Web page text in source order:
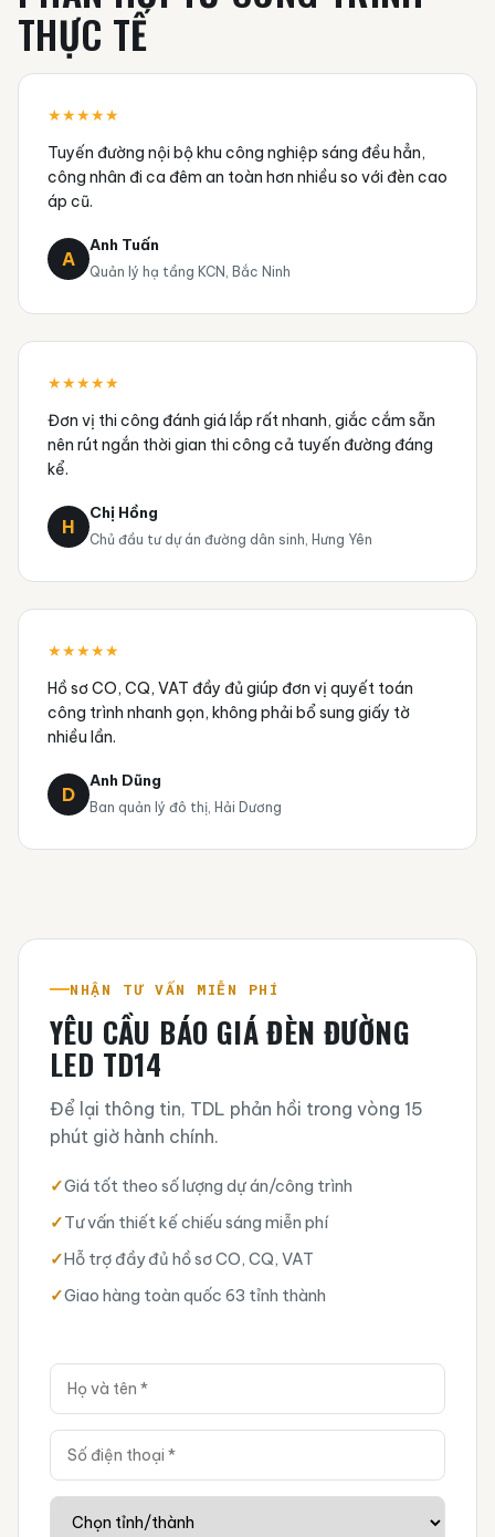
THỰC TẾ
★★★★★
Tuyến đường nội bộ khu công nghiệp sáng đều hẳn,
công nhân đi ca đêm an toàn hơn nhiều so với đèn cao
áp cũ.
A
Anh Tuấn
Quản lý hạ tầng KCN, Bắc Ninh
★★★★★
Đơn vị thi công đánh giá lắp rất nhanh, giắc cắm sẵn
nên rút ngắn thời gian thi công cả tuyến đường đáng
kể.
H
Chị Hồng
Chủ đầu tư dự án đường dân sinh, Hưng Yên
★★★★★
Hồ sơ CO, CQ, VAT đầy đủ giúp đơn vị quyết toán
công trình nhanh gọn, không phải bổ sung giấy tờ
nhiều lần.
D
Anh Dũng
Ban quản lý đô thị, Hải Dương
NHẬN TƯ VẤN MIỄN PHÍ
YÊU CẦU BÁO GIÁ ĐÈN ĐƯỜNG
LED TD14
Để lại thông tin, TDL phản hồi trong vòng 15
phút giờ hành chính.
✓Giá tốt theo số lượng dự án/công trình
✓Tư vấn thiết kế chiếu sáng miễn phí
✓Hỗ trợ đầy đủ hồ sơ CO, CQ, VAT
✓Giao hàng toàn quốc 63 tỉnh thành